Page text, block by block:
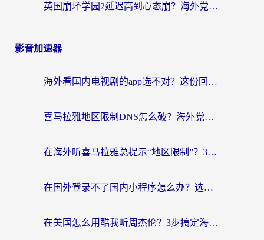
英国崩坏学园2延迟高到心态崩？海外党国服游戏加速终极指南
影音加速器
海外看国内电视剧的app选不对？这份回国加速器避坑指南帮你流畅追剧
喜马拉雅地区限制DNS怎么破？海外党听国内音乐听书的终极解决方案
在海外听喜马拉雅总提示“地区限制”？3步轻松解除+听国内音乐全攻略
在国外登录不了国内小程序怎么办？选对回国加速器，轻松解锁国内资源
在美国怎么用酷我听周杰伦？3步搞定海外听歌难题